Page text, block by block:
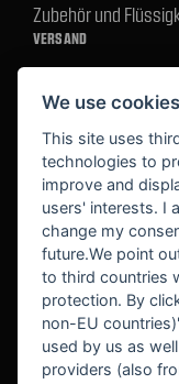
Zubehör und
VERSAND
BEKANNT AUS
We use
This site uses
technologies to
improve and
users' interests. I
change my
future.We point
to third countries
protection. By
non-EU
used by us as
providers (also